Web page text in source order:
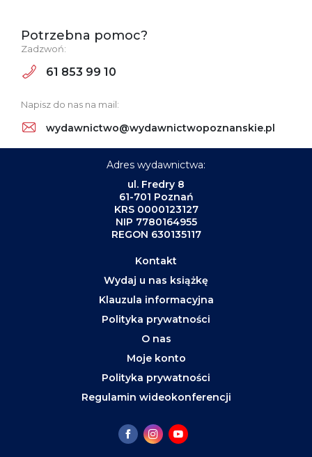
Potrzebna pomoc?
Zadzwoń:
61 853 99 10
Napisz do nas na mail:
wydawnictwo@wydawnictwopoznanskie.pl
Adres wydawnictwa:
ul. Fredry 8
61-701 Poznań
KRS 0000123127
NIP 7780164955
REGON 630135117
Kontakt
Wydaj u nas książkę
Klauzula informacyjna
Polityka prywatności
O nas
Moje konto
Polityka prywatności
Regulamin wideokonferencji